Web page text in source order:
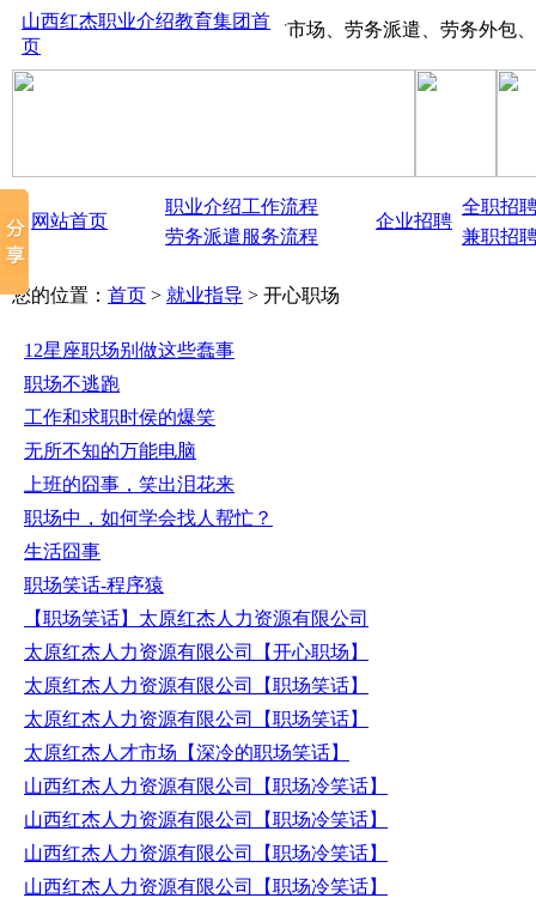
山西红杰职业介绍教育集团首
页
山西太原红杰人才市场、劳务派遣、劳务外包、
网站首页
职业介绍工作流程
企业招聘
全职招
劳务派遣服务流程
兼职招
您的位置： 首页 > 就业指导 > 开心职场
12星座职场别做这些蠢事
职场不逃跑
工作和求职时侯的爆笑
无所不知的万能电脑
上班的囧事，笑出泪花来
职场中，如何学会找人帮忙？
生活囧事
职场笑话-程序猿
【职场笑话】太原红杰人力资源有限公司
太原红杰人力资源有限公司【开心职场】
太原红杰人力资源有限公司【职场笑话】
太原红杰人力资源有限公司【职场笑话】
太原红杰人才市场【深冷的职场笑话】
山西红杰人力资源有限公司【职场冷笑话】
山西红杰人力资源有限公司【职场冷笑话】
山西红杰人力资源有限公司【职场冷笑话】
山西红杰人力资源有限公司【职场冷笑话】